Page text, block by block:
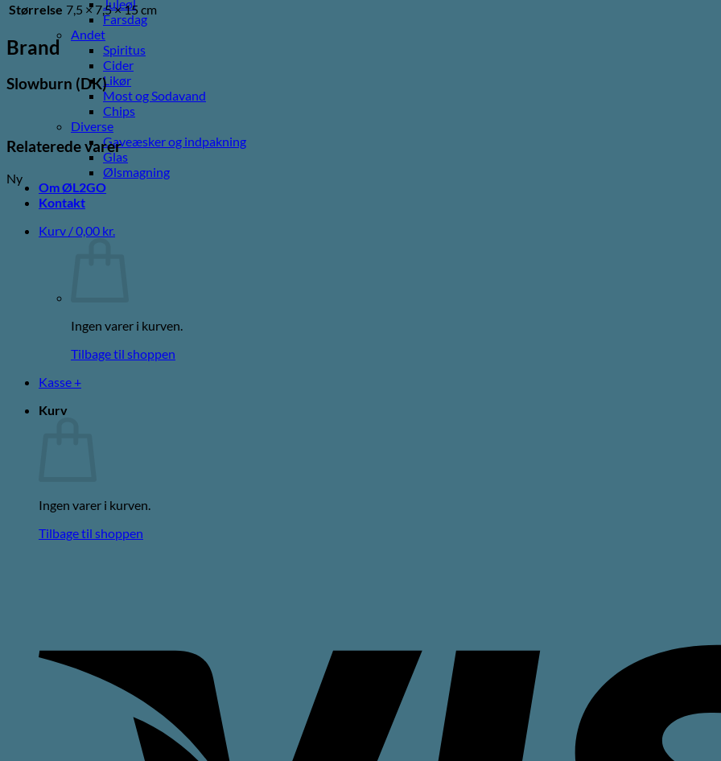
Juleøl
Farsdag
Andet
Spiritus
Cider
Likør
Most og Sodavand
Chips
Diverse
Gaveæsker og indpakning
Glas
Ølsmagning
Om ØL2GO
Kontakt
Kurv /0,00 kr.
Ingen varer i kurven.
Tilbage til shoppen
Kasse +
Kurv
Ingen varer i kurven.
Tilbage til shoppen
Størrelse 7,5 × 7,5 × 15 cm
Brand
Slowburn (DK)
Relaterede varer
Ny